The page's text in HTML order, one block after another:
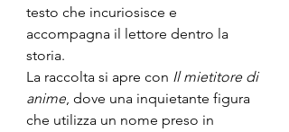
testo che incuriosisce e
accompagna il lettore dentro la
storia.
La raccolta si apre con Il mietitore di
anime, dove una inquietante figura
che utilizza un nome preso in